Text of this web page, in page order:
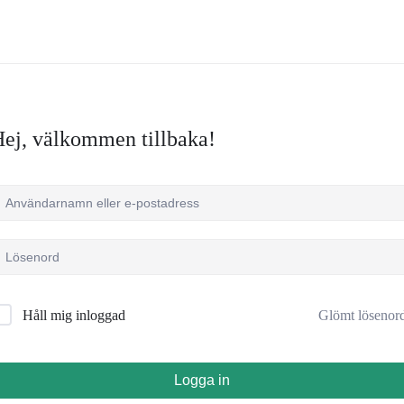
välkommen tillbaka!
Håll mig inloggad Glömt
Logga in